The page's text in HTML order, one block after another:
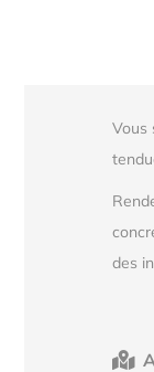
Vous
des